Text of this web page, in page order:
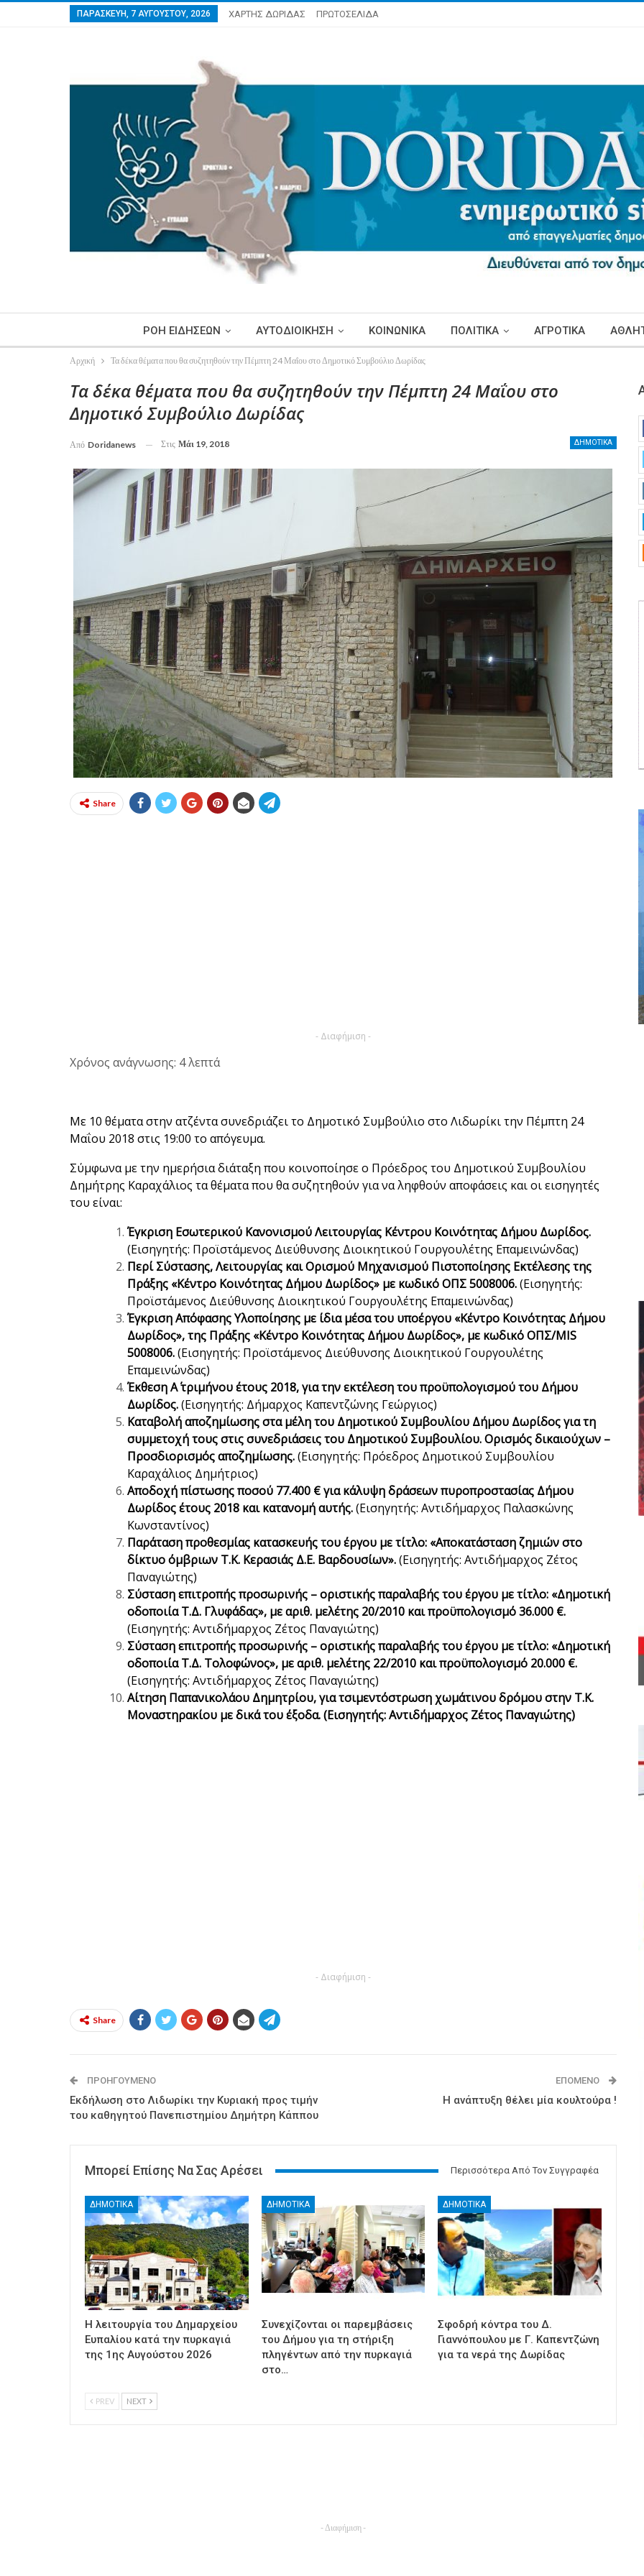
ΠΑΡΑΣΚΕΥΉ, 7 ΑΥΓΟΎΣΤΟΥ, 2026 ΧΑΡΤΗΣ ΔΩΡΙΔΑΣ ΠΡΩΤΟΣΕΛΙΔΑ
ΡΟΗ ΕΙΔΗΣΕΩΝ ΑΥΤΟΔΙΟΙΚΗΣΗ ΚΟΙΝΩΝΙΚΑ ΠΟΛΙΤΙΚΑ ΑΓΡΟΤΙΚΑ
Αρχική Τα δέκα θέματα που θα συζητηθούν την Πέμπτη 24 Μαΐου στο Δημοτικό Συμβούλιο Δωρίδας
Τα δέκα θέματα που θα συζητηθούν την Πέμπτη 24 Μαΐου στο
Δημοτικό Συμβούλιο Δωρίδας
ΔΗΜΟΤΙΚΑ
Από Doridanews Στις Μάι 19, 2018
Share
- Διαφήμιση -
Χρόνος ανάγνωσης: 4 λεπτά
Με 10 θέματα στην ατζέντα συνεδριάζει το Δημοτικό Συμβούλιο στο Λιδωρίκι την Πέμπτη 24
Μαΐου 2018 στις 19:00 το απόγευμα.
Σύμφωνα με την ημερήσια διάταξη που κοινοποίησε ο Πρόεδρος του Δημοτικού Συμβουλίου
Δημήτρης Καραχάλιος τα θέματα που θα συζητηθούν για να ληφθούν αποφάσεις και οι εισηγητές
του είναι:
Έγκριση Εσωτερικού Κανονισμού Λειτουργίας Κέντρου Κοινότητας Δήμου Δωρίδος.
(Εισηγητής: Προϊστάμενος Διεύθυνσης Διοικητικού Γουργουλέτης Επαμεινώνδας)
Περί Σύστασης, Λειτουργίας και Ορισμού Μηχανισμού Πιστοποίησης Εκτέλεσης της
Πράξης «Κέντρο Κοινότητας Δήμου Δωρίδος» με κωδικό ΟΠΣ 5008006.(Εισηγητής:
Προϊστάμενος Διεύθυνσης Διοικητικού Γουργουλέτης Επαμεινώνδας)
Έγκριση Απόφασης Υλοποίησης με ίδια μέσα του υποέργου «Κέντρο Κοινότητας Δήμου
Δωρίδος», της Πράξης «Κέντρο Κοινότητας Δήμου Δωρίδος», με κωδικό ΟΠΣ/MIS
5008006.(Εισηγητής: Προϊστάμενος Διεύθυνσης Διοικητικού Γουργουλέτης
Επαμεινώνδας)
Έκθεση Α΄ τριμήνου έτους 2018, για την εκτέλεση του προϋπολογισμού του Δήμου
Δωρίδος.(Εισηγητής: Δήμαρχος Καπεντζώνης Γεώργιος)
Καταβολή αποζημίωσης στα μέλη του Δημοτικού Συμβουλίου Δήμου Δωρίδος για τη
συμμετοχή τους στις συνεδριάσεις του Δημοτικού Συμβουλίου. Ορισμός δικαιούχων –
Προσδιορισμός αποζημίωσης.(Εισηγητής: Πρόεδρος Δημοτικού Συμβουλίου
Καραχάλιος Δημήτριος)
Αποδοχή πίστωσης ποσού 77.400 € για κάλυψη δράσεων πυροπροστασίας Δήμου
Δωρίδος έτους 2018 και κατανομή αυτής.(Εισηγητής: Αντιδήμαρχος Παλασκώνης
Κωνσταντίνος)
Παράταση προθεσμίας κατασκευής του έργου με τίτλο: «Αποκατάσταση ζημιών στο
δίκτυο όμβριων Τ.Κ. Κερασιάς Δ.Ε. Βαρδουσίων».(Εισηγητής: Αντιδήμαρχος Ζέτος
Παναγιώτης)
Σύσταση επιτροπής προσωρινής – οριστικής παραλαβής του έργου με τίτλο: «Δημοτική
οδοποιία Τ.Δ. Γλυφάδας», με αριθ. μελέτης 20/2010 και προϋπολογισμό 36.000 €.
(Εισηγητής: Αντιδήμαρχος Ζέτος Παναγιώτης)
Σύσταση επιτροπής προσωρινής – οριστικής παραλαβής του έργου με τίτλο: «Δημοτική
οδοποιία Τ.Δ. Τολοφώνος», με αριθ. μελέτης 22/2010 και προϋπολογισμό 20.000 €.
(Εισηγητής: Αντιδήμαρχος Ζέτος Παναγιώτης)
Αίτηση Παπανικολάου Δημητρίου, για τσιμεντόστρωση χωμάτινου δρόμου στην Τ.Κ.
Μοναστηρακίου με δικά του έξοδα.(Εισηγητής: Αντιδήμαρχος Ζέτος Παναγιώτης)
- Διαφήμιση -
Share
ΠΡΟΗΓΟΎΜΕΝΟ
Εκδήλωση στο Λιδωρίκι την Κυριακή προς τιμήν
του καθηγητού Πανεπιστημίου Δημήτρη Κάππου
ΕΠΌΜΕΝΟ
Η ανάπτυξη θέλει μία κουλτούρα !
Μπορεί Επίσης Να Σας Αρέσει Περισσότερα Από Τον Συγγραφέα
ΔΗΜΟΤΙΚΑ
Η λειτουργία του Δημαρχείου
Ευπαλίου κατά την πυρκαγιά
της 1ης Αυγούστου 2026
ΔΗΜΟΤΙΚΑ
Συνεχίζονται οι παρεμβάσεις
του Δήμου για τη στήριξη
πληγέντων από την πυρκαγιά
στο…
ΔΗΜΟΤΙΚΑ
Σφοδρή κόντρα του Δ.
Γιαννόπουλου με Γ. Καπεντζώνη
για τα νερά της Δωρίδας
PREV NEXT
- Διαφήμιση -